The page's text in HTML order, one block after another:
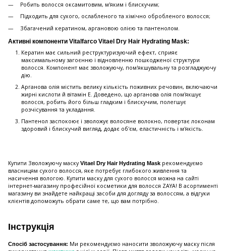
Робить волосся оксамитовим, м'яким і блискучим;
Підходить для сухого, ослабленого та хімічно обробленого волосся;
Збагачений кератином, аргановою олією та пантенолом.
Активні компоненти Vitalfarco Vitael Dry Hair Hydrating Mask:
Кератин має сильний реструктуризуючий ефект, сприяє
максимальному загоєнню і відновленню пошкодженої структури
волосся. Компонент має зволожуючу, пом'якшувальну та розгладжуючу
дію.
Арганова олія містить велику кількість поживних речовин, включаючи
жирні кислоти й вітамін Е. Доведено, що арганова олія пом'якшує
волосся, робить його більш гладким і блискучим, полегшує
розчісування та укладання.
Пантенол заспокоює і зволожує волосяне волокно, повертає локонам
здоровий і блискучий вигляд, додає об'єм, еластичність і м'якість.
Купити Зволожуючу маскуVitael Dry Hair Hydrating Mask рекомендуємо
власницям сухого волосся, яке потребує глибокого живлення та
насичення вологою. Купити маску для сухого волосся можна на сайті
інтернет-магазину професійної косметики для волосся ZAYA! В асортименті
магазину ви знайдете найкращі засоби для догляду за волоссям, а відгуки
клієнтів допоможуть обрати саме те, що вам потрібно.
Інструкція
Спосіб застосування: Ми рекомендуємо наносити зволожуючу маску після